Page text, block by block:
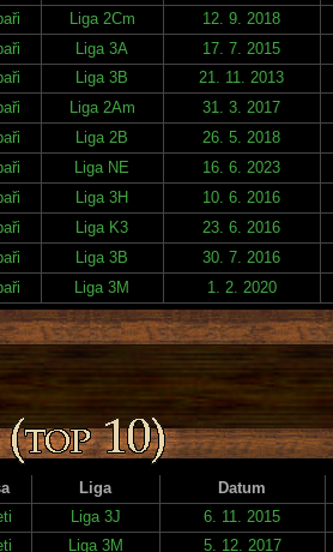
Liga 2Cm 12. 9. 2018
Liga 3A 17. 7. 2015
Liga 3B 21. 11. 2013
Liga 2Am 31. 3. 2017
Liga 2B 26. 5. 2018
Liga NE 16. 6. 2023
Liga 3H 10. 6. 2016
Liga K3 23. 6. 2016
Liga 3B 30. 7. 2016
Liga 3M 1. 2. 2020
Liga Datum
Liga 3J 6. 11. 2015
Liga 3M
5. 12. 2017